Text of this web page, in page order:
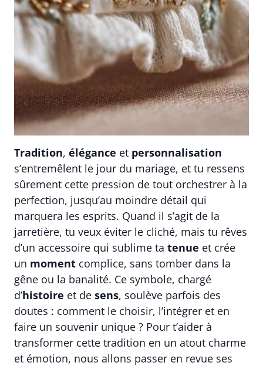
Tradition, élégance et personnalisation
s’entremêlent le jour du mariage, et tu ressens
sûrement cette pression de tout orchestrer à la
perfection, jusqu’au moindre détail qui
marquera les esprits. Quand il s’agit de la
jarretière, tu veux éviter le cliché, mais tu rêves
d’un accessoire qui sublime ta tenue et crée
un moment complice, sans tomber dans la
gêne ou la banalité. Ce symbole, chargé
d’histoire et de sens, soulève parfois des
doutes : comment le choisir, l’intégrer et en
faire un souvenir unique ? Pour t’aider à
transformer cette tradition en un atout charme
et émotion, nous allons passer en revue ses